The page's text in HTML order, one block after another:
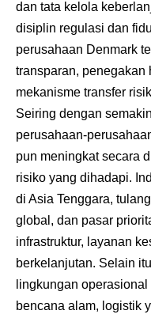
dan tata kelola
disiplin regulasi dan
perusahaan Denmark
transparan, penegakan
mekanisme transfer
Seiring dengan
perusahaan-
pun meningkat secara
risiko yang dihadapi.
di Asia Tenggara,
global, dan pasar
infrastruktur, layanan
berkelanjutan. Selain
lingkungan
bencana alam, logistik